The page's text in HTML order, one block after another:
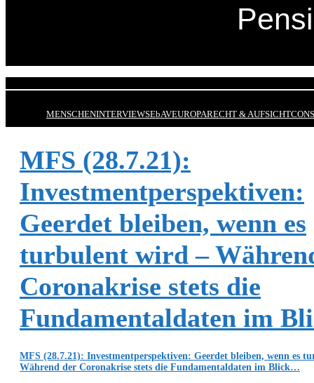
MENSCHENINTERVIEWSEbAVEUROPARECHT & AUFSICHT
MFS (28.7.21):
Investmentperspektiven:
Geerdet bleiben, wenn es
turbulent wird –
Coronakrise stets die
Fundamentaldaten im
MFS (28.7.21): Investmentperspektiven: Geerdet bleiben, wenn es
Während der Coronakrise stets die Fundamentaldaten im Blick…